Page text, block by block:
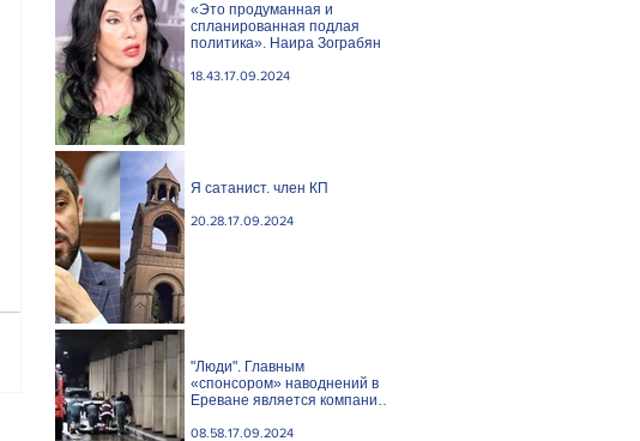
«Это продуманная и
спланированная подлая
политика». Наира Зограбян
18.43.17.09.2024
Я сатанист. член КП
20.28.17.09.2024
"Люди". Главным
«спонсором» наводнений в
Ереване является компания
08.58.17.09.2024